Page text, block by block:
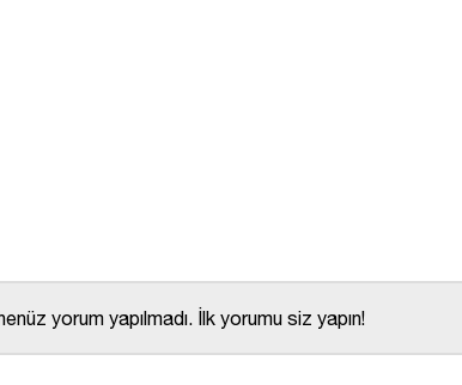
yorum yapılmadı. İlk yorumu siz yapın!